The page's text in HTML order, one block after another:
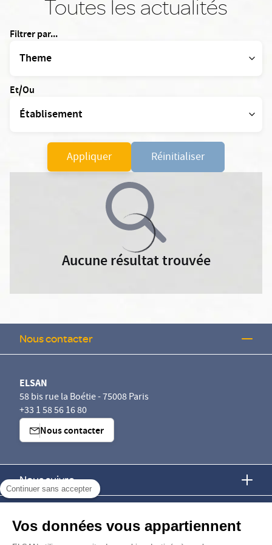
Continuer sans accepter
Vos données vous appartiennent
Toutes les actualités
Filtrer par...
Et/Ou
Appliquer Réinitialiser
Aucune résultat trouvée
Nous contacter
ELSAN
58 bis rue la Boétie - 75008 Paris
+33 1 58 56 16 80
Nous contacter
Nous suivre
Nous rejoindre